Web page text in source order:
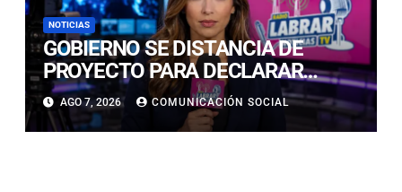
NOTICIAS
GOBIERNO SE DISTANCIA DE
PROYECTO PARA DECLARAR
FERIADO EL 17 DE SEPTIEMBRE:
“NO ES NECESARIO INNOVAR”
AGO 7, 2026 COMUNICACIÓN SOCIAL